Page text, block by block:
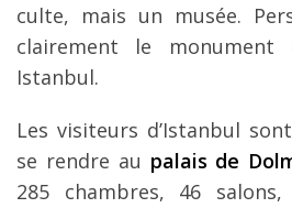
culte, mais un musée.
clairement le
Istanbul.
Les visiteurs d’Istanbul
se rendre au palais de
285 chambres, 46